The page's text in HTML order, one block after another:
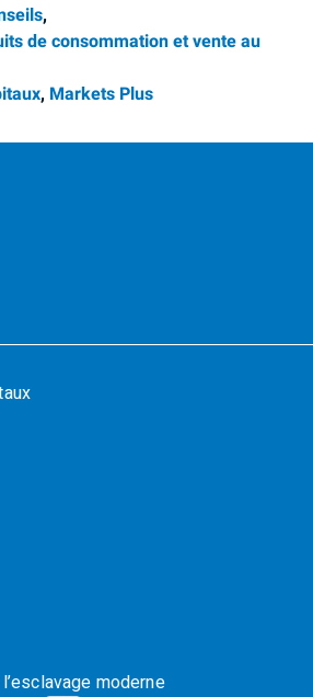
,
de consommation et vente au
, Markets Plus
moderne